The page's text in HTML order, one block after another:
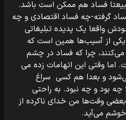
فساد هم ممکن است باشد.
فساد گرفته-چه فساد اقتصادی و چه
واقعا یک پدیده تبلیغاتی
از آسیب‌‌ها همین است که
چرا که فساد در چشم
اما وقتی این اتهامات زده می
و بعدا هم کسی سراغ
چه بود و چه نبود. به راحتی
وقت‌ها من خدای ناکرده از
می‌آید.